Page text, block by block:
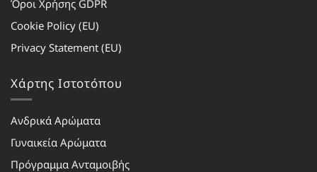
Όροι Χρήσης GDPR
Cookie Policy (EU)
Privacy Statement (EU)
Χάρτης Ιστοτόπου
Ανδρικά Αρώματα
Γυναικεία Αρώματα
Πρόγραμμα Ανταμοιβής